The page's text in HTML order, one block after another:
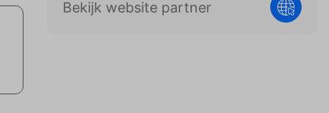
Bekijk website partner